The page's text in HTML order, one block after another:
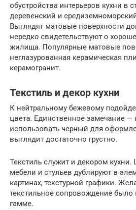
обустройства интерьеров кухни в
деревенский и
Выглядят матовые поверхности
нередко свидетельствуют о
жилища. Популярные матовые
неглазурованная керамическая
керамогранит.
Текстиль и декор кухни
К нейтральному бежевому
цвета. Единственное замечание —
использовать черный для
выглядит достаточно грустно.
Текстиль служит и декором кухни.
мебели и стульев дублируют в
картинах, текстурной графики.
текстильное сопровождение было
гамме.